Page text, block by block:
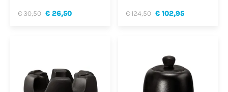
€ 30,50 € 26,50 € 124,50 € 102,95